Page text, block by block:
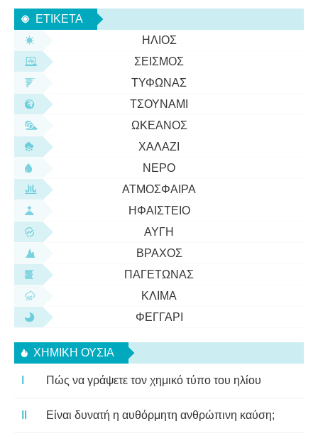
ακόμη και διαφημίσεις σαπουνιού, μας
συμβουλεύουν να πλένουμε τα χέρια μας
ΕΤΙΚΈΤΑ
ΉΛΙΟΣ
ΣΕΙΣΜΌΣ
ΤΥΦΏΝΑΣ
ΤΣΟΥΝΆΜΙ
ΩΚΕΑΝΌΣ
ΧΑΛΆΖΙ
ΝΕΡΌ
ΑΤΜΌΣΦΑΙΡΑ
ΗΦΑΊΣΤΕΙΟ
ΑΥΓΉ
ΒΡΆΧΟΣ
ΠΑΓΕΤΏΝΑΣ
ΚΛΊΜΑ
ΦΕΓΓΆΡΙ
ΧΗΜΙΚΉ ΟΥΣΊΑ
Πώς να γράψετε τον χημικό τύπο του ηλίου
Είναι δυνατή η αυθόρμητη ανθρώπινη καύση;